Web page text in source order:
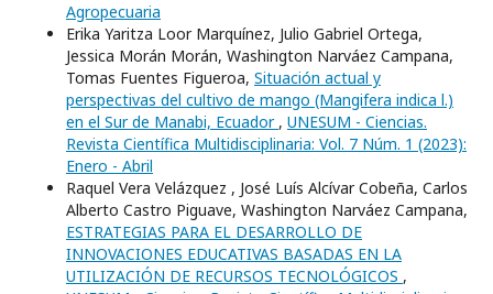
Agropecuaria
Erika Yaritza Loor Marquínez, Julio Gabriel Ortega,
Jessica Morán Morán, Washington Narváez Campana,
Tomas Fuentes Figueroa, Situación actual y
perspectivas del cultivo de mango (Mangifera indica l.)
en el Sur de Manabi, Ecuador , UNESUM - Ciencias.
Revista Científica Multidisciplinaria: Vol. 7 Núm. 1 (2023):
Enero - Abril
Raquel Vera Velázquez , José Luís Alcívar Cobeña, Carlos
Alberto Castro Piguave, Washington Narváez Campana,
ESTRATEGIAS PARA EL DESARROLLO DE
INNOVACIONES EDUCATIVAS BASADAS EN LA
UTILIZACIÓN DE RECURSOS TECNOLÓGICOS ,